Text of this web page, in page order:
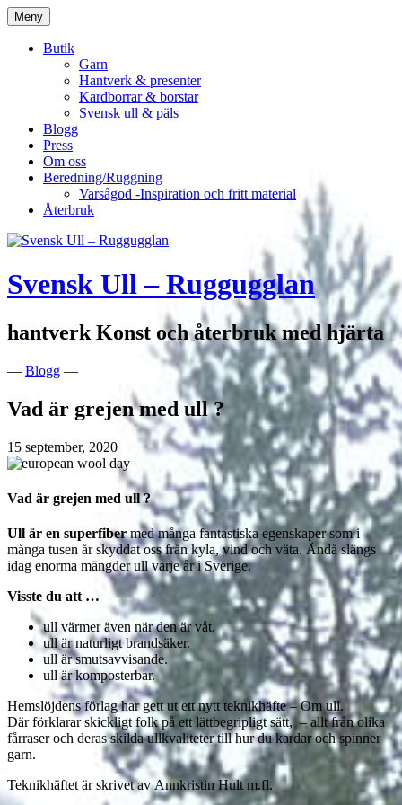
Hoppa
till
innehåll
Meny
Butik
Garn
Hantverk & presenter
Kardborrar & borstar
Svensk ull & päls
Blogg
Press
Om oss
Beredning/Ruggning
Varsågod -Inspiration och fritt material
Återbruk
Svensk Ull – Ruggugglan
hantverk Konst och återbruk med hjärta
— Blogg —
Vad är grejen med ull ?
15 september, 2020
Vad är grejen med ull ?
Ull är en superfibermed många fantastiska egenskaper som i
många tusen år skyddat oss från kyla, vind och väta. Ändå slängs
idag enorma mängder ull varje år i Sverige.
Visste du att …
ull värmer även när den är våt.
ull är naturligt brandsäker.
ull är smutsavvisande.
ull är komposterbar.
Hemslöjdens förlag har gett ut ett nytt teknikhäfte – Om ull.
Där förklarar skickligt folk på ett lättbegripligt sätt, – allt från olika
fårraser och deras skilda ullkvaliteter till hur du kardar och spinner
garn.
Teknikhäftet är skrivet av Annkristin Hult m.fl.